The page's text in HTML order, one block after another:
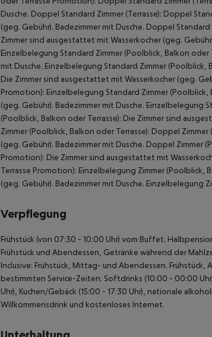
Dusche. Doppel Standard Zimmer (Terrasse): Doppel
(geg. Gebühr). Badezimmer mit Dusche. Doppel
Zimmer sind ausgestattet mit Wasserkocher (geg.
Einzelbelegung Standard Zimmer (Poolblick, Balkon
mit Dusche. Einzelbelegung Standard Zimmer (Poolblick,
Die Zimmer sind ausgestattet mit Wasserkocher (geg.
Promotion): Einzelbelegung Standard Zimmer
(geg. Gebühr). Badezimmer mit Dusche. Einzelbelegung
(Poolblick, Balkon oder Terrasse): Die Zimmer sind
Zimmer (Poolblick, Balkon oder Terrasse): Doppel
(geg. Gebühr). Badezimmer mit Dusche. Doppel Zimmer
Promotion): Die Zimmer sind ausgestattet mit
Terrasse Promotion): Einzelbelegung Zimmer (Poolblick,
(geg. Gebühr). Badezimmer mit Dusche. Einzelbelegung
Verpflegung
Frühstück (von 07:30 - 10:00 Uhr) vom Buffet.
Frühstück und Abendessen, Getränke während der
Inclusive: Frühstück, Mittag- und Abendessen.
bestimmten Service-Zeiten. Softdrinks (10:00 - 00:00
Uhr), Kuchen/Gebäck (15:00 - 17:30 Uhr), nationale
Willkommensdrink und kostenloses Internet.